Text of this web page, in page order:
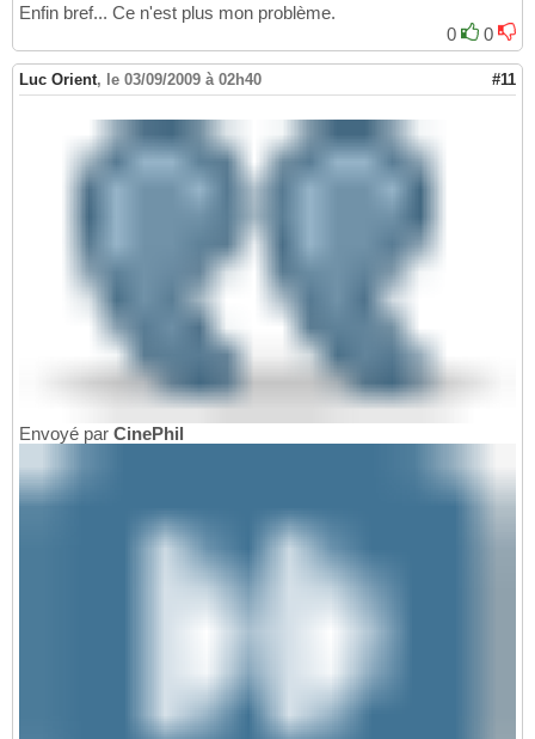
Enfin bref... Ce n'est plus mon problème.
0
0
Luc Orient, le 03/09/2009 à 02h40 #11
Envoyé par CinePhil